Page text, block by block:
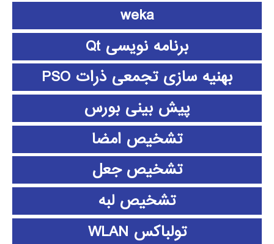
weka
برنامه نویسی Qt
بهنیه سازی تجمعی ذرات PSO
پیش بینی بورس
تشخیص امضا
تشخیص جعل
تشخیص لبه
تولباکس WLAN